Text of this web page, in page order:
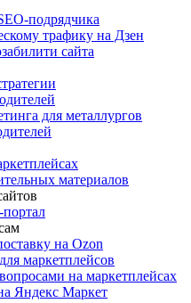
подрядчика
трафику на Дзен
сайта
для металлургов
материалов
портал
на Ozon
маркетплейсов
на маркетплейсах
Яндекс Маркет